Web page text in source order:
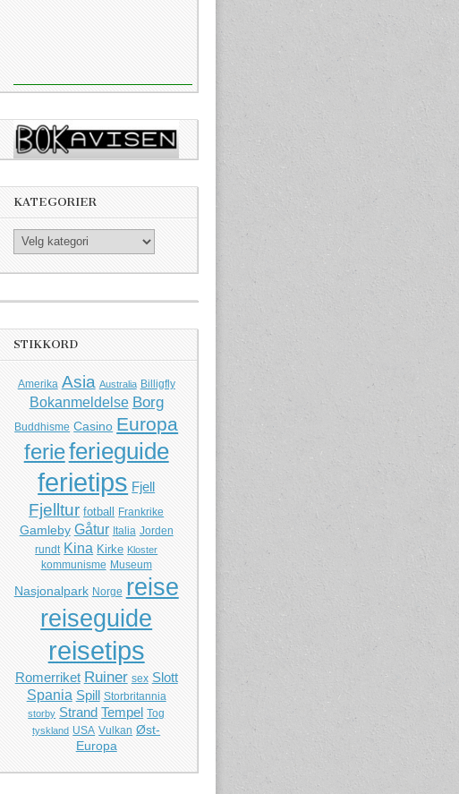
KATEGORIER
Kategorier
STIKKORD
Amerika Asia Australia Billigfly
Bokanmeldelse Borg
Buddhisme Casino Europa
ferieferieguide
ferietips Fjell
Fjelltur fotball Frankrike
Gamleby Gåtur Italia Jorden
rundt Kina Kirke Kloster
kommunisme Museum
Nasjonalpark Norge reise
reiseguide
reisetips
Romerriket Ruiner sex Slott
Spania Spill Storbritannia
storby Strand Tempel Tog
tyskland USA Vulkan Øst-
Europa